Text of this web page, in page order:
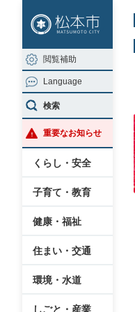
ジ
の
先
頭
で
す
ュ
ー
を
飛
ば
し
閲覧補助
Language
検索
重要なお知らせ
くらし・安全
子育て・教育
健康・福祉
住まい・交通
環境・水道
しごと・産業